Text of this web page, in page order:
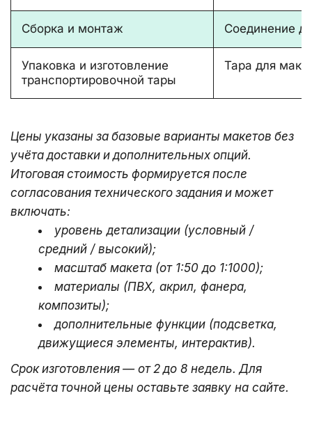
Сборка и монтаж Соединение
Упаковка и изготовление
транспортировочной тары
Тара для
Цены указаны за базовые варианты макетов без
учёта доставки и дополнительных опций.
Итоговая стоимость формируется после
согласования технического задания и может
включать:
уровень детализации (условный /
средний / высокий);
масштаб макета (от 1:50 до 1:1000);
материалы (ПВХ, акрил, фанера,
композиты);
дополнительные функции (подсветка,
движущиеся элементы, интерактив).
Срок изготовления — от 2 до 8 недель. Для
расчёта точной цены оставьте заявку на сайте.